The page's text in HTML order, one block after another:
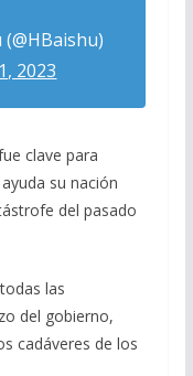
2023
clave para
su nación
del pasado
las
del gobierno,
cadáveres de los